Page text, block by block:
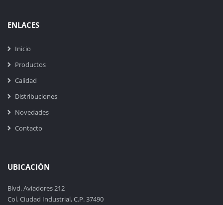
ENLACES
Inicio
Productos
Calidad
Distribuciones
Novedades
Contacto
UBICACIÓN
Blvd. Aviadores 212
Col. Ciudad Industrial, C.P. 37490